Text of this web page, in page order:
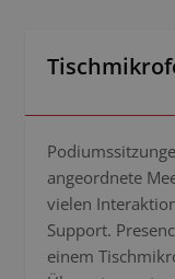
angeordnete
vielen
Support.
einem